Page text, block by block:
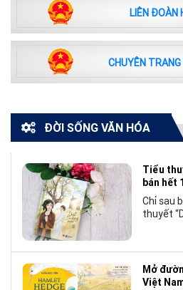
LIÊN ĐOÀN
CHUYÊN
ĐỜI SỐNG VĂN HÓA
Tiểu
bán hết
Chỉ sau
thuyết
chương
tiêu thụ.
Mở
Việt